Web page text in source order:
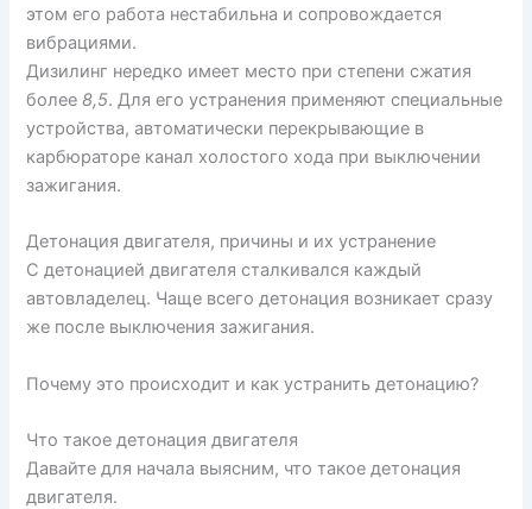
этом его работа нестабильна и сопровождается
вибрациями.
Дизилинг нередко имеет место при степени сжатия
более8,5. Для его устранения применяют специальные
устройства, автоматически перекрывающие в
карбюраторе канал холостого хода при выключении
зажигания.
Детонация двигателя, причины и их устранение
С детонацией двигателя сталкивался каждый
автовладелец. Чаще всего детонация возникает сразу
же после выключения зажигания.
Почему это происходит и как устранить детонацию?
Что такое детонация двигателя
Давайте для начала выясним, что такое детонация
двигателя.